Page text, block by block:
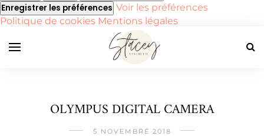
Enregistrer les préférences Voir les préférences
Politique de cookies Mentions légales
OLYMPUS DIGITAL CAMERA
5 NOVEMBRE 2018